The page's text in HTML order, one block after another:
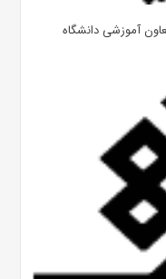
آموزشی دانشگاه